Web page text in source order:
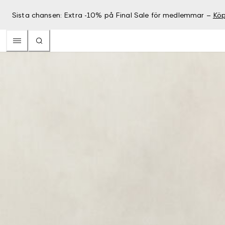
Sista chansen: Extra -10% på Final Sale för medlemmar –